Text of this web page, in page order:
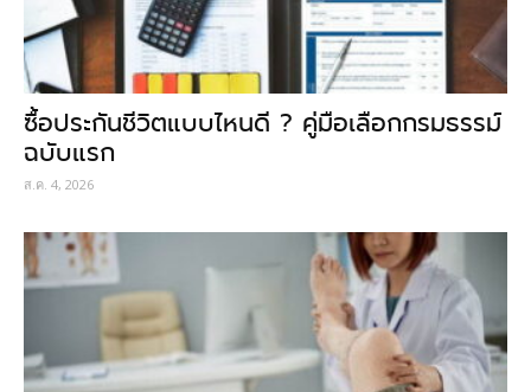
ซื้อประกันชีวิตแบบไหนดี ? คู่มือเลือกกรมธรรม์
ฉบับแรก
ส.ค. 4, 2026